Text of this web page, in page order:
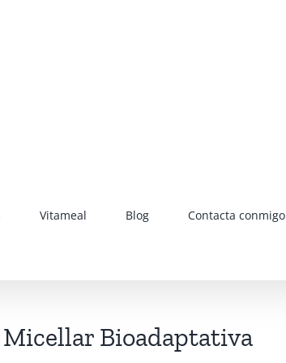
Vitameal Blog Contacta conmigo
Bioadaptativa